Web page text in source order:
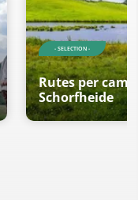
- SELECTION -
Rutes per
Schorfheide